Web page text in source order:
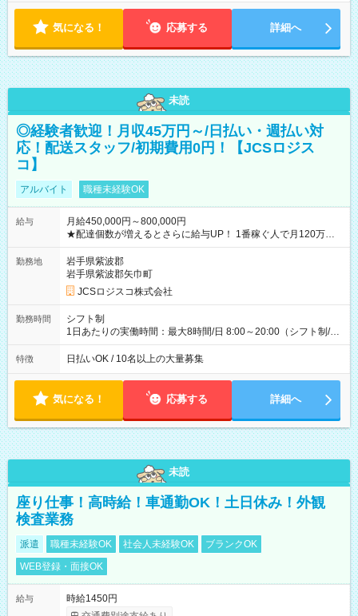
気になる！ 応募する 詳細へ
未読
◎経験者歓迎！月収45万円～/日払い・週払い対
応！配送スタッフ/初期費用0円！【JCSロジス
コ】
アルバイト 職種未経験OK
給与
月給450,000円～800,000円
★配達個数が増えるとさらに給与UP！ 1番稼ぐ人で月120万ほ
ど！ ・主要都市エリア 月収55万円／週5日稼働 月収65万~112
万円／週6日稼働 ・地方郊外エリア 月収40万円／週5日稼働 月
収40万円~50万円／週6日稼働 ＜モデルイメージ＞ ■月収50万
円 (27歳男性/江東区在住)※元建築関係 1日150個配達×25日勤務
(日休み) ■月収80万円(43歳男性/墨田区在住)※元営業 1日200個
勤務地
岩手県紫波郡
岩手県紫波郡矢巾町
JCSロジスコ株式会社
勤務時間
シフト制
1日あたりの実働時間：最大8時間/日 8:00～20:00（シフト制/実
働8時間） ※週5日勤務（場所次第では週4も有り） ※配達状況
によって時間外での勤務可能性有り ※案件により多少の前後あ
特徴 日払いOK / 10名以上の大量募集
気になる！ 応募する 詳細へ
未読
座り仕事！高時給！車通勤OK！土日休み！外観
検査業務
派遣 職種未経験OK 社会人未経験OK
ブランクOK
WEB登録・面接OK
給与
時給1450円